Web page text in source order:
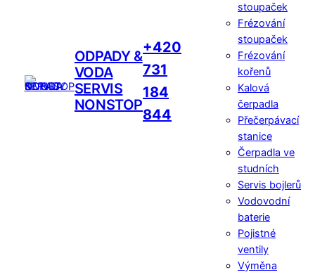
ODPADY &
VODA
SERVIS
NONSTOP
+420
731
184
844
stoupaček
Frézování
stoupaček
Frézování
kořenů
Kalová
čerpadla
Přečerpávací
stanice
Čerpadla ve
studních
Servis bojlerů
Vodovodní
baterie
Pojistné
ventily
Výměna